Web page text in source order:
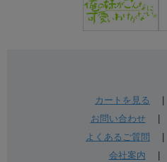
カートを見る
お問い合わせ|
よくあるご質問
会社案内